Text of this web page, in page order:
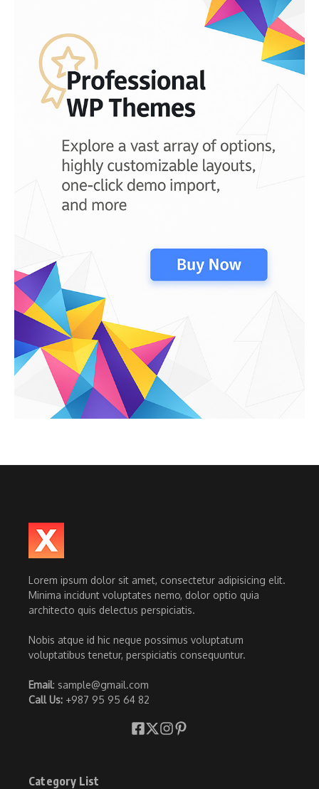
Lorem ipsum dolor sit amet, consectetur adipisicing elit.
Minima incidunt voluptates nemo, dolor optio quia
architecto quis delectus perspiciatis.
Nobis atque id hic neque possimus voluptatum
voluptatibus tenetur, perspiciatis consequuntur.
Email: sample@gmail.com
Call Us: +987 95 95 64 82
Category List